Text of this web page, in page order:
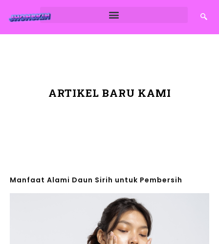
ARTIKEL BARU KAMI
Manfaat Alami Daun Sirih untuk Pembersih